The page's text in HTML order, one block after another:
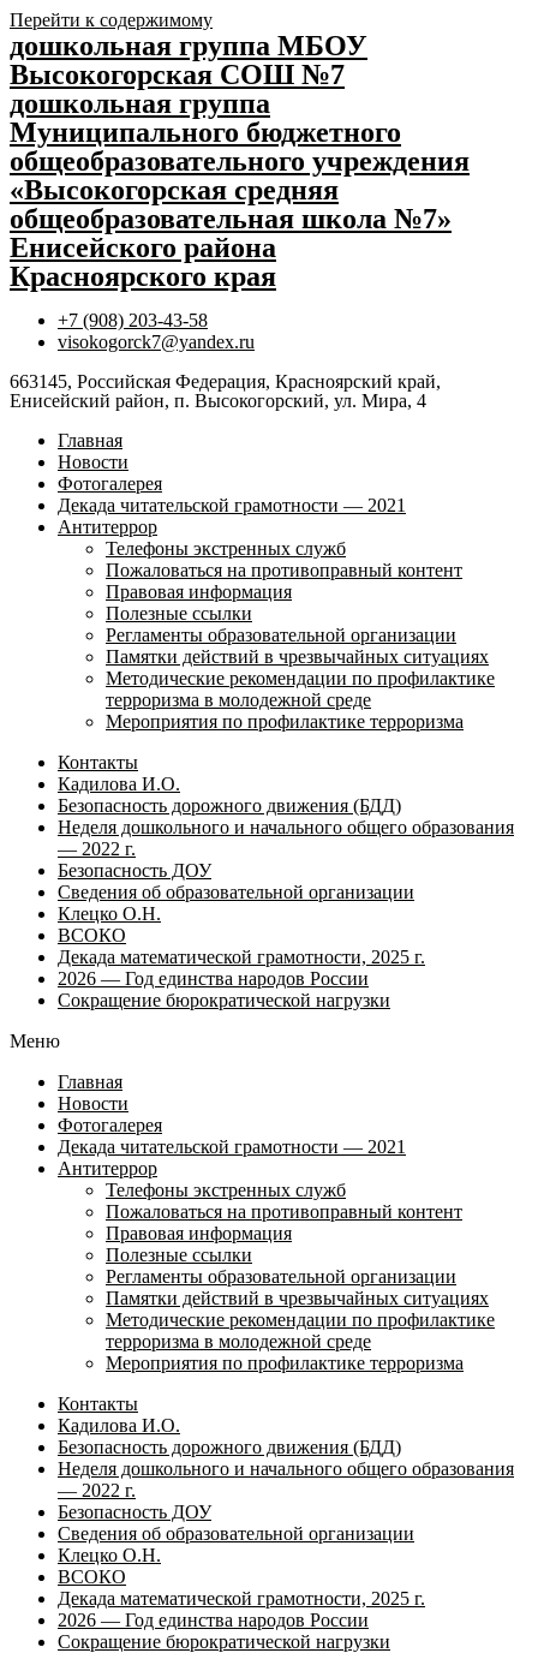
Перейти к содержимому
дошкольная группа МБОУ
Высокогорская СОШ №7
дошкольная группа
Муниципального бюджетного
общеобразовательного учреждения
«Высокогорская средняя
общеобразовательная школа №7»
Енисейского района
Красноярского края
+7 (908) 203-43-58
visokogorck7@yandex.ru
663145, Российская Федерация, Красноярский край,
Енисейский район, п. Высокогорский, ул. Мира, 4
Главная
Новости
Фотогалерея
Декада читательской грамотности — 2021
Антитеррор
Телефоны экстренных служб
Пожаловаться на противоправный контент
Правовая информация
Полезные ссылки
Регламенты образовательной организации
Памятки действий в чрезвычайных ситуациях
Методические рекомендации по профилактике
терроризма в молодежной среде
Мероприятия по профилактике терроризма
Контакты
Кадилова И.О.
Безопасность дорожного движения (БДД)
Неделя дошкольного и начального общего образования
— 2022 г.
Безопасность ДОУ
Сведения об образовательной организации
Клецко О.Н.
ВСОКО
Декада математической грамотности, 2025 г.
2026 — Год единства народов России
Сокращение бюрократической нагрузки
Меню
Главная
Новости
Фотогалерея
Декада читательской грамотности — 2021
Антитеррор
Телефоны экстренных служб
Пожаловаться на противоправный контент
Правовая информация
Полезные ссылки
Регламенты образовательной организации
Памятки действий в чрезвычайных ситуациях
Методические рекомендации по профилактике
терроризма в молодежной среде
Мероприятия по профилактике терроризма
Контакты
Кадилова И.О.
Безопасность дорожного движения (БДД)
Неделя дошкольного и начального общего образования
— 2022 г.
Безопасность ДОУ
Сведения об образовательной организации
Клецко О.Н.
ВСОКО
Декада математической грамотности, 2025 г.
2026 — Год единства народов России
Сокращение бюрократической нагрузки